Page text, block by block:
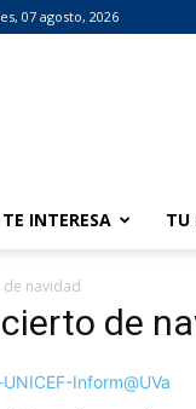
07 agosto, 2026
TE INTERESA TU
navidad
de